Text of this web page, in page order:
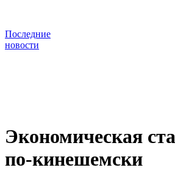
Последние
новости
Экономическая
по-кинешемски